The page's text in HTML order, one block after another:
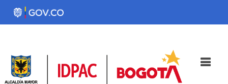
Pasar
Noticias Iniciativas